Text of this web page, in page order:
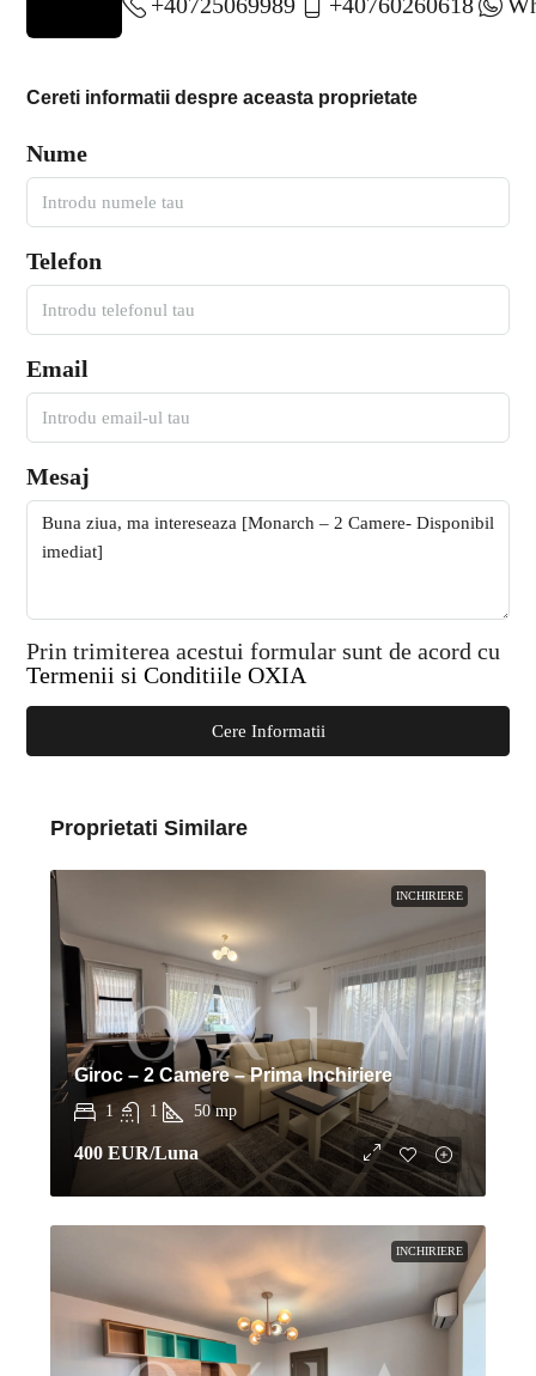
Cereti informatii despre aceasta proprietate
Nume
Telefon
Email
Mesaj
Prin trimiterea acestui formular sunt de acord cu
Termenii si Conditiile OXIA
Cere Informatii
Proprietati Similare
INCHIRIERE
Giroc – 2 Camere – Prima Inchiriere
1 1 50 mp
400 EUR/Luna
INCHIRIERE